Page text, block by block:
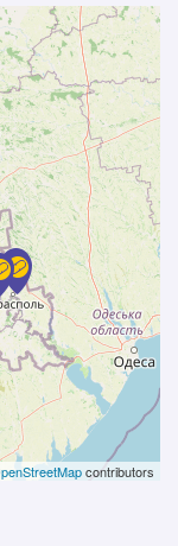
contributors